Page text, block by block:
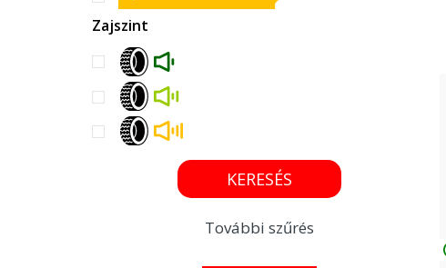
Zajszint
KERESÉS
További szűrés